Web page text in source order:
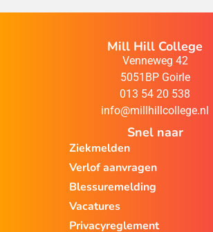
Mill Hill College
Venneweg 42
5051BP Goirle
013 54 20 538
info@millhillcollege.nl
Snel naar
Ziekmelden
Verlof aanvragen
Blessuremelding
Vacatures
Privacyreglement